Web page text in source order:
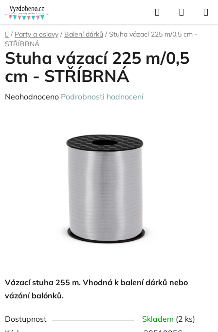
Přejít
na
obsah
Hledat
KOŠÍK
Domů
/ Party a oslavy / Balení dárků / Stuha vázací 225 m/0,5 cm -
STŘÍBRNÁ
Vázací stuha 255 m. Vhodná k balení dárků nebo
vázání balónků.
Dostupnost Skladem (2 ks)
Stuha vázací 225 m/0,5
cm - STŘÍBRNÁ
Průměrné
Neohodnoceno Podrobnosti hodnocení